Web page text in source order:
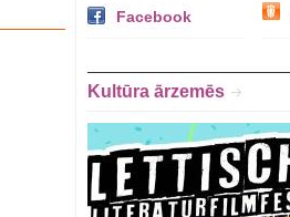
Facebook
Kultūra ārzemēs